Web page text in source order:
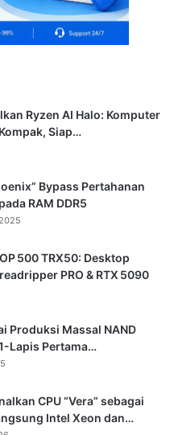
Ryzen AI Halo: Komputer
Siap…
Bypass Pertahanan
RAM DDR5
500 TRX50: Desktop
PRO & RTX 5090
Produksi Massal NAND
Lapis Pertama…
CPU “Vera” sebagai
Intel Xeon dan…